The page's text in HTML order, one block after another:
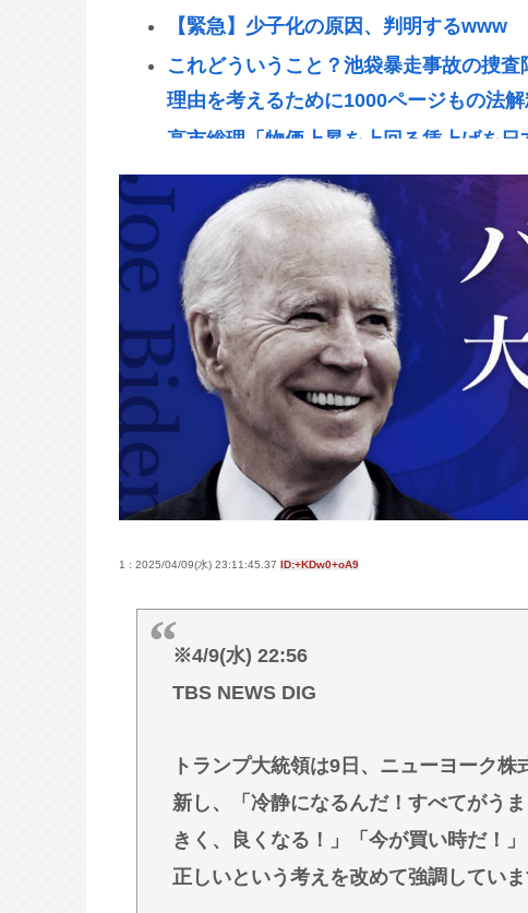
【緊急】少子化の原因、判明するwww
これどういうこと？池袋暴走事故の捜
理由を考えるために1000ページもの法
高市総理「物価上昇を上回る賃上げを
増へ 地方公務員も追随する見通し
【悲報】バスローブ着てタバコ吸いな
話題になった映画｢8番出口｣､8月28日の
誰でもできる仕事してるやつって死にた
なして君ら「テスラ」買わないの？モ
ここにあるのに
【困惑】RPGのストーリーに恋とか愛
林家パー子、認知症が進行「一人で外
宅全焼から約1年
一番うまい葉っぱがほうれん草という風
1 : 2025/04/09(水) 23:11:45.37 ID:+KDw0+oA9
※4/9(水) 22:56
TBS NEWS DIG
トランプ大統領は9日、ニューヨーク
新し、「冷静になるんだ！すべてがう
きく、良くなる！」「今が買い時だ！
正しいという考えを改めて強調していま